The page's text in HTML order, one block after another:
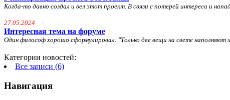
Когда-то давно создал и вел этот проект. В связи с потерей интереса и
27.05.2024
Интересная тема на форуме
Один философ хорошо сформулировал: "Только две вещи на свете
Категории новостей:
Все записи (6)
Навигация